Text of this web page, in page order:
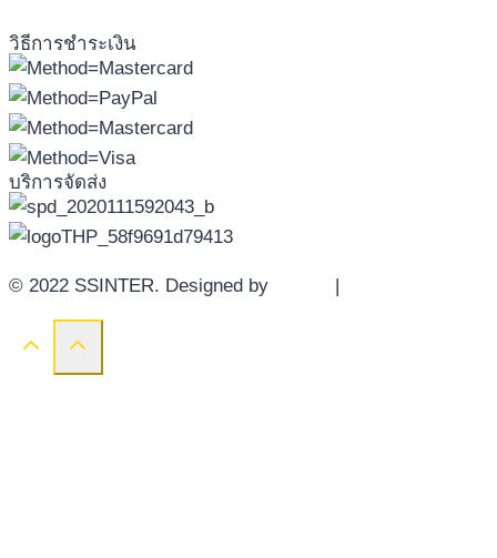
วิธีการชำระเงิน
บริการจัดส่ง
© 2022 SSINTER. Designed by